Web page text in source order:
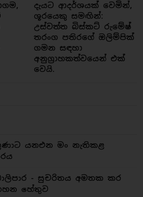
දැයට ආදර්ශයක් වෙමින්,
ශූරයෙකු සමඟින්:
උස්වත්ත බිස්කට් රුමේෂ්
තරංග පතිරගේ ඔලිම්පික්
ගමන සඳහා
අනුග්‍රාහකත්වයෙන් එක්
වෙයි.
යනඑන මං නැතිකළ
- සුචරිතය අමතක කර
හේතුව